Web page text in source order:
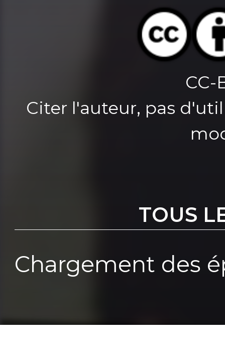
CC-
Citer l'auteur, pas
TOUS
Chargement des